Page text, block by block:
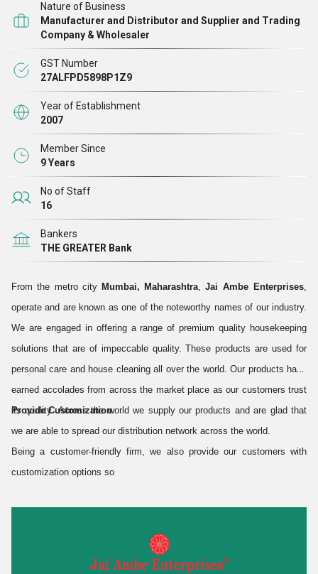
Nature of Business
Manufacturer and Distributor and Supplier and Trading
Company & Wholesaler
GST Number
27ALFPD5898P1Z9
Year of Establishment
2007
Member Since
9 Years
No of Staff
16
Bankers
THE GREATER Bank
From the metro city Mumbai, Maharashtra, Jai Ambe Enterprises,
operate and are known as one of the noteworthy names of our industry.
We are engaged in offering a range of premium quality housekeeping
solutions that are of impeccable quality. These products are used for
personal care and house cleaning all over the world. Our products have
earned accolades from across the market place as our customers trust
its quality. Across the world we supply our products and are glad that
we are able to spread our distribution network across the world.
Provide Customization
Being a customer-friendly firm, we also provide our customers with
customization options so
Share a Quick Message with us